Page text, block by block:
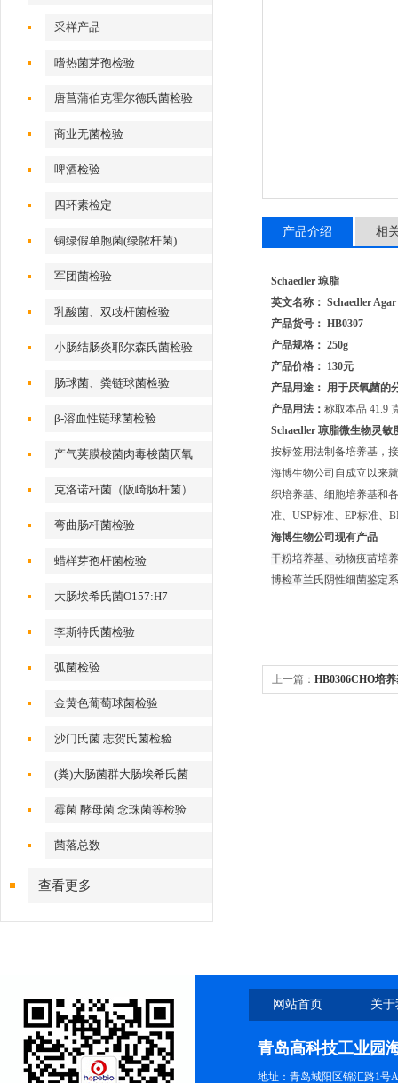
采样产品
嗜热菌芽孢检验
唐菖蒲伯克霍尔德氏菌检验
商业无菌检验
啤酒检验
四环素检定
铜绿假单胞菌(绿脓杆菌)
军团菌检验
乳酸菌、双歧杆菌检验
小肠结肠炎耶尔森氏菌检验
肠球菌、粪链球菌检验
β-溶血性链球菌检验
产气荚膜梭菌肉毒梭菌厌氧
克洛诺杆菌（阪崎肠杆菌）
弯曲肠杆菌检验
蜡样芽孢杆菌检验
大肠埃希氏菌O157:H7
李斯特氏菌检验
弧菌检验
金黄色葡萄球菌检验
沙门氏菌 志贺氏菌检验
(粪)大肠菌群大肠埃希氏菌
霉菌 酵母菌 念珠菌等检验
菌落总数
查看更多
产品介绍 相
Schaedler 琼脂
英文名称： Schaedler Agar
产品货号： HB0307
产品规格： 250g
产品价格： 130元
产品用途： 用于厌氧菌的
产品用法： 称取本品 41.9
Schaedler 琼脂微生物灵敏
按标签用法制备培养基，
海博生物公司自成立以来
织培养基、细胞培养基和
准、USP标准、EP标准、
海博生物公司现有产品
干粉培养基、动物疫苗培
博检革兰氏阴性细菌鉴定
上一篇： HB0306CHO培
网站首页 关
青岛高科技工业园
地址：青岛城阳区锦汇路1号